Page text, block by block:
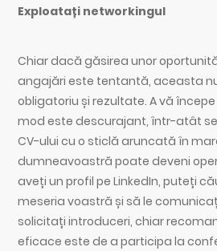
Exploatați networkingul
Chiar dacă găsirea unor
angajări este tentantă, aceasta
obligatoriu și rezultate. A vă
mod este descurajant, într-atât
CV-ului cu o sticlă aruncată în
dumneavoastră poate deveni
aveți un profil pe LinkedIn, puteți
meseria voastră și să le
solicitați introduceri, chiar
eficace este de a participa la